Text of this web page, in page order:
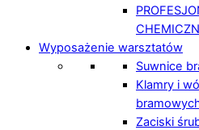
Wyposażenie warsztatów
Suwnice
Klamry i
Zaciski